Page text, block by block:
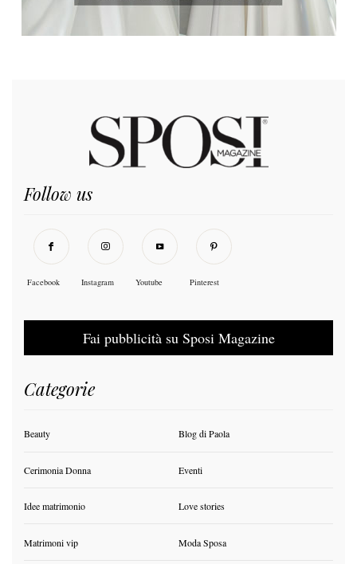
Follow us
Facebook Instagram Youtube Pinterest
Fai pubblicità su Sposi Magazine
Categorie
Beauty Blog di Paola
Cerimonia Donna Eventi
Idee matrimonio Love stories
Matrimoni vip Moda Sposa